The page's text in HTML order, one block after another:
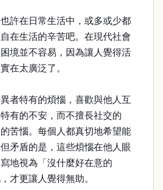
許在日常生活中，或多或少都
在生活的辛苦吧。在現代社會
境並不容易，因為讓人覺得活
在太廣泛了。
者特有的煩惱，喜歡與他人互
有的不安，而不擅長社交的
苦惱。每個人都真切地希望能
矛盾的是，這些煩惱在他人眼
地視為「沒什麼好在意的
才更讓人覺得無助。